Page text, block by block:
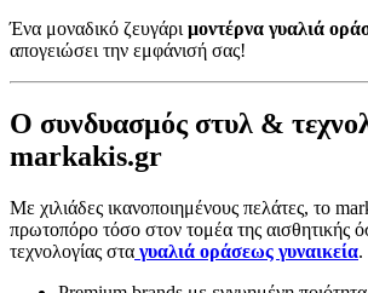
Ένα μοναδικό ζευγάρι μοντέρνα γυαλιά
απογειώσει την εμφάνισή σας!
Ο συνδυασμός στυλ &
markakis.gr
Με χιλιάδες ικανοποιημένους πελάτες, το
πρωτοπόρο τόσο στον τομέα της αισθητικής
τεχνολογίας στα γυαλιά οράσεως γυναικεία.